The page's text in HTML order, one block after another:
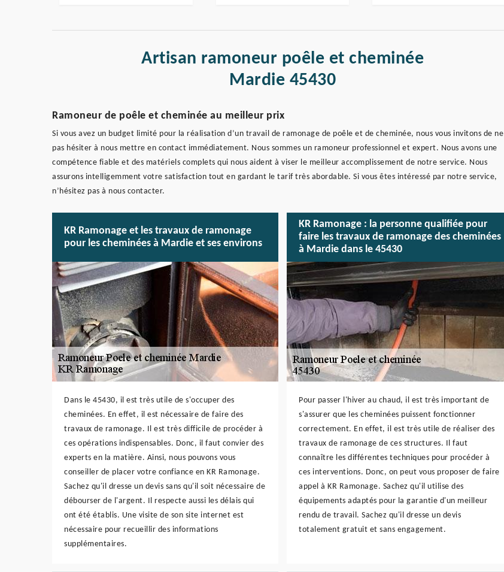
Artisan ramoneur poêle et cheminée
Mardie 45430
Ramoneur de poêle et cheminée au meilleur prix
Si vous avez un budget limité pour la réalisation d’un travail de ramonage de poêle et de cheminée, nous vous invitons de ne
pas hésiter à nous mettre en contact immédiatement. Nous sommes un ramoneur professionnel et expert. Nous avons une
compétence fiable et des matériels complets qui nous aident à viser le meilleur accomplissement de notre service. Nous
assurons intelligemment votre satisfaction tout en gardant le tarif très abordable. Si vous êtes intéressé par notre service,
n’hésitez pas à nous contacter.
KR Ramonage et les travaux de ramonage
pour les cheminées à Mardie et ses environs
Dans le 45430, il est très utile de s'occuper des
cheminées. En effet, il est nécessaire de faire des
travaux de ramonage. Il est très difficile de procéder à
ces opérations indispensables. Donc, il faut convier des
experts en la matière. Ainsi, nous pouvons vous
conseiller de placer votre confiance en KR Ramonage.
Sachez qu'il dresse un devis sans qu'il soit nécessaire de
débourser de l'argent. Il respecte aussi les délais qui
ont été établis. Une visite de son site internet est
nécessaire pour recueillir des informations
supplémentaires.
KR Ramonage : la personne qualifiée pour
faire les travaux de ramonage des cheminées
à Mardie dans le 45430
Pour passer l'hiver au chaud, il est très important de
s'assurer que les cheminées puissent fonctionner
correctement. En effet, il est très utile de réaliser des
travaux de ramonage de ces structures. Il faut
connaître les différentes techniques pour procéder à
ces interventions. Donc, on peut vous proposer de faire
appel à KR Ramonage. Sachez qu'il utilise des
équipements adaptés pour la garantie d'un meilleur
rendu de travail. Sachez qu'il dresse un devis
totalement gratuit et sans engagement.